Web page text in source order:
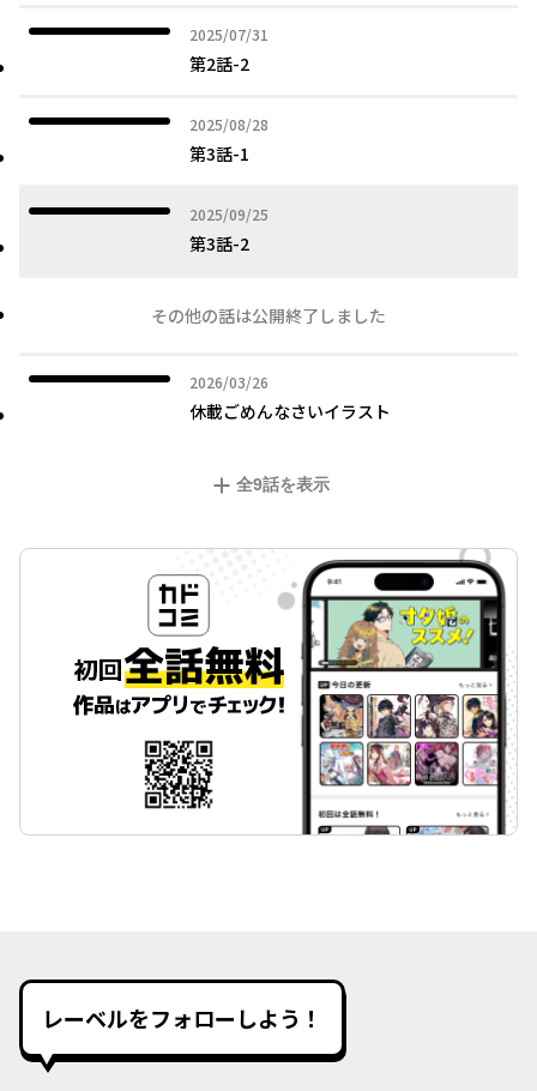
2025/07/31
2025年07月31日
第2話-2
2025/08/28
2025年08月28日
第3話-1
2025/09/25
2025年09月25日
第3話-2
その他の話は公開終了しました
2026/03/26
2026年03月26日
休載ごめんなさいイラスト
全9話を表示
レーベルをフォローしよう！